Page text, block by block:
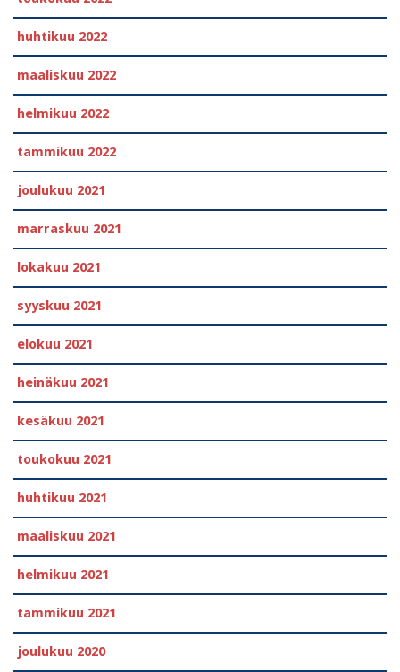
huhtikuu 2022
maaliskuu 2022
helmikuu 2022
tammikuu 2022
joulukuu 2021
marraskuu 2021
lokakuu 2021
syyskuu 2021
elokuu 2021
heinäkuu 2021
kesäkuu 2021
toukokuu 2021
huhtikuu 2021
maaliskuu 2021
helmikuu 2021
tammikuu 2021
joulukuu 2020